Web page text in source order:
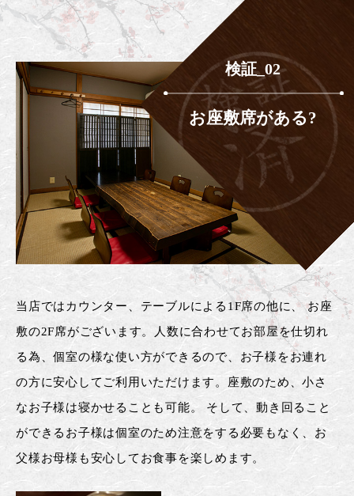
検証_02
お座敷席がある?
当店ではカウンター、テーブルによる1F席の他に、 お座
敷の2F席がございます。人数に合わせてお部屋を仕切れ
る為、個室の様な使い方ができるので、お子様をお連れ
の方に安心してご利用いただけます。座敷のため、小さ
なお子様は寝かせることも可能。 そして、動き回ること
ができるお子様は個室のため注意をする必要もなく、お
父様お母様も安心してお食事を楽しめます。